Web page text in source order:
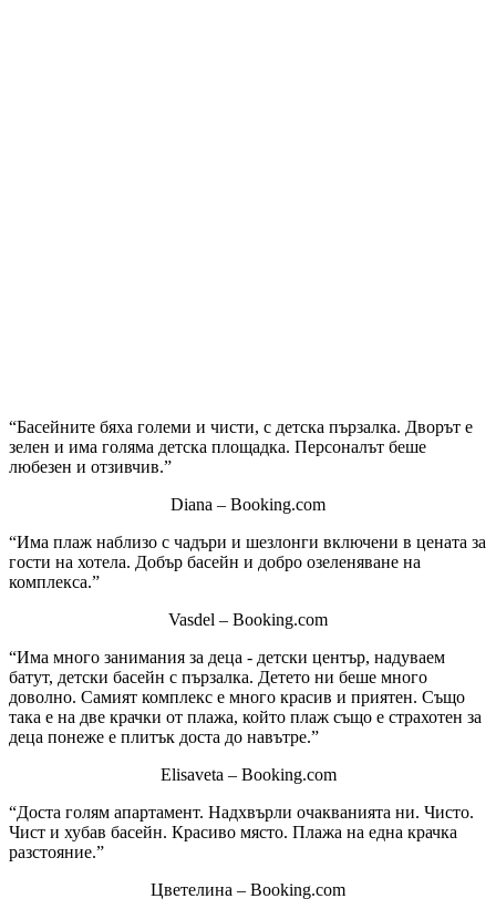
“Басейните бяха големи и чисти, с детска пързалка. Дворът е
зелен и има голяма детска площадка. Персоналът беше
любезен и отзивчив.”
Diana – Booking.com
“Има плаж наблизо с чадъри и шезлонги включени в цената за
гости на хотела. Добър басейн и добро озеленяване на
комплекса.”
Vasdel – Booking.com
“Има много занимания за деца - детски център, надуваем
батут, детски басейн с пързалка. Детето ни беше много
доволно. Самият комплекс е много красив и приятен. Също
така е на две крачки от плажа, който плаж също е страхотен за
деца понеже е плитък доста до навътре.”
Elisaveta – Booking.com
“Доста голям апартамент. Надхвърли очакванията ни. Чисто.
Чист и хубав басейн. Красиво място. Плажа на една крачка
разстояние.”
Цветелина – Booking.com